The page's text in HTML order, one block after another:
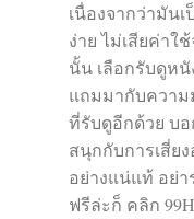
เนื่องจากว่ามัน
ง่าย ไม่เสียค่าใ
นั้น เลือกรับดูห
แถมมากับความ
ที่รับดูอีกด้วย บ
สนุกกับการเสี่ย
อย่างแน่แท้ อย่
ฟรีล่ะก็ คลิก